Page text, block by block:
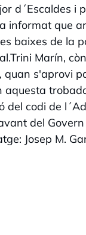
d´Escaldes i
informat que
baixes de la
Marín,
quan s'aprovi
aquesta
del codi de
del
Josep M.